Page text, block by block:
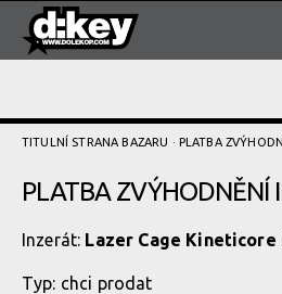
TITULNÍ STRANA BAZARU · PLATBA
PLATBA ZVÝHODNĚNÍ­
Inzerát: Lazer Cage Kineticore
Typ: chci prodat